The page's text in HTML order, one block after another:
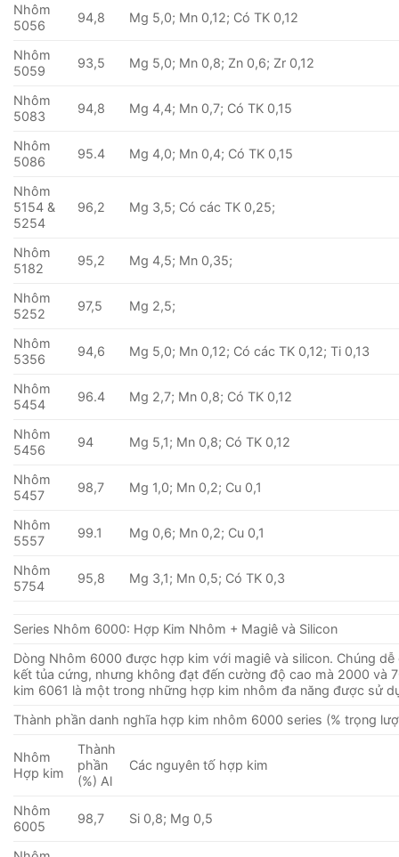
Nhôm
5056
94,8 Mg 5,0; Mn 0,12; Có TK 0,12
Nhôm
5059
93,5 Mg 5,0; Mn 0,8; Zn 0,6; Zr 0,12
Nhôm
5083
94,8 Mg 4,4; Mn 0,7; Có TK 0,15
Nhôm
5086
95.4 Mg 4,0; Mn 0,4; Có TK 0,15
Nhôm
5154 &
5254
96,2 Mg 3,5; Có các TK 0,25;
Nhôm
5182
95,2 Mg 4,5; Mn 0,35;
Nhôm
5252
97,5 Mg 2,5;
Nhôm
5356
94,6 Mg 5,0; Mn 0,12; Có các TK 0,12; Ti 0,13
Nhôm
5454
96.4 Mg 2,7; Mn 0,8; Có TK 0,12
Nhôm
5456
94 Mg 5,1; Mn 0,8; Có TK 0,12
Nhôm
5457
98,7 Mg 1,0; Mn 0,2; Cu 0,1
Nhôm
5557
99.1 Mg 0,6; Mn 0,2; Cu 0,1
Nhôm
5754
95,8 Mg 3,1; Mn 0,5; Có TK 0,3
Series Nhôm 6000: Hợp Kim Nhôm + Magiê và Silicon
Dòng Nhôm 6000 được hợp kim với magiê và silicon. Chúng
kết tủa cứng, nhưng không đạt đến cường độ cao mà 2000 và
kim 6061 là một trong những hợp kim nhôm đa ​​năng được sử
Thành phần danh nghĩa hợp kim nhôm 6000 series (% trọng
Nhôm
Hợp kim
Thành
phần
(%) Al
Các nguyên tố hợp kim
Nhôm
6005
98,7 Si 0,8; Mg 0,5